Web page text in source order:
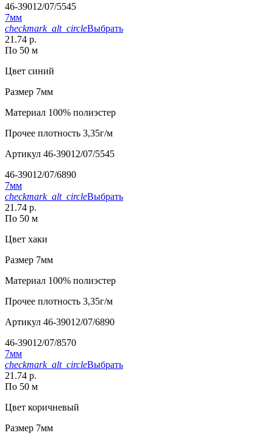
46-39012/07/5545
7мм
checkmark_alt_circleВыбрать
21.74 р.
По 50 м
Цвет синий
Размер 7мм
Материал 100% полиэстер
Прочее плотность 3,35г/м
Артикул 46-39012/07/5545
46-39012/07/6890
7мм
checkmark_alt_circleВыбрать
21.74 р.
По 50 м
Цвет хаки
Размер 7мм
Материал 100% полиэстер
Прочее плотность 3,35г/м
Артикул 46-39012/07/6890
46-39012/07/8570
7мм
checkmark_alt_circleВыбрать
21.74 р.
По 50 м
Цвет коричневый
Размер 7мм